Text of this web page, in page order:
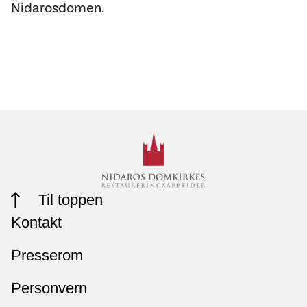
Nidarosdomen.
Kontakt
Presserom
Personvern
Til toppen